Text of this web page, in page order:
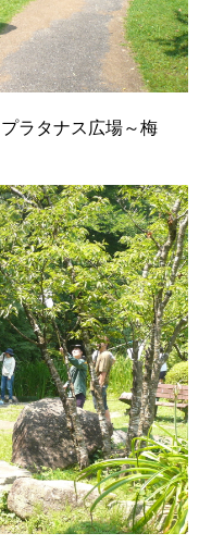
ラタナス広場～梅